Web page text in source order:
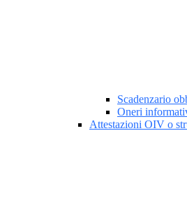
Scadenzario
Oneri
Attestazioni OIV o